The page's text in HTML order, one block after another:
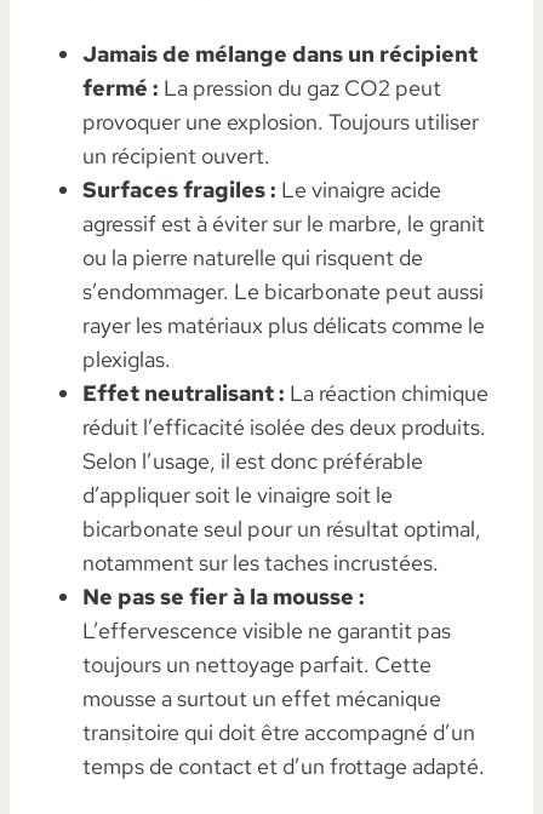
Jamais de mélange dans un récipient
fermé : La pression du gaz CO2 peut
provoquer une explosion. Toujours utiliser
un récipient ouvert.
Surfaces fragiles : Le vinaigre acide
agressif est à éviter sur le marbre, le granit
ou la pierre naturelle qui risquent de
s’endommager. Le bicarbonate peut aussi
rayer les matériaux plus délicats comme le
plexiglas.
Effet neutralisant : La réaction chimique
réduit l’efficacité isolée des deux produits.
Selon l’usage, il est donc préférable
d’appliquer soit le vinaigre soit le
bicarbonate seul pour un résultat optimal,
notamment sur les taches incrustées.
Ne pas se fier à la mousse :
L’effervescence visible ne garantit pas
toujours un nettoyage parfait. Cette
mousse a surtout un effet mécanique
transitoire qui doit être accompagné d’un
temps de contact et d’un frottage adapté.